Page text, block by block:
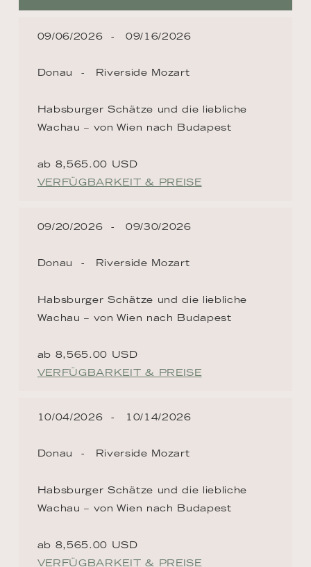
09/06/2026 09/16/2026
Donau Riverside Mozart
Habsburger Schätze und die liebliche
Wachau – von Wien nach Budapest
ab 8,565.00 USD
VERFÜGBARKEIT & PREISE
09/20/2026 09/30/2026
Donau Riverside Mozart
Habsburger Schätze und die liebliche
Wachau – von Wien nach Budapest
ab 8,565.00 USD
VERFÜGBARKEIT & PREISE
10/04/2026 10/14/2026
Donau Riverside Mozart
Habsburger Schätze und die liebliche
Wachau – von Wien nach Budapest
ab 8,565.00 USD
VERFÜGBARKEIT & PREISE